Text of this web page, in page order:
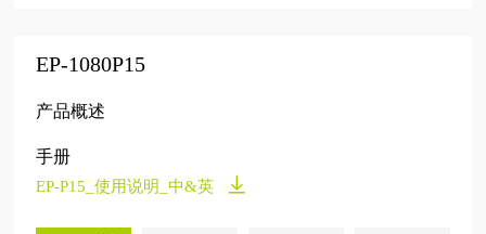
EP-1080P15
产品概述
手册
EP-P15_使用说明_中&英